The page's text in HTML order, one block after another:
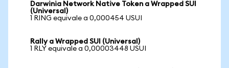
Darwinia Network Native Token a Wrapped SUI
(Universal)
1 RING equivale a 0,000454 USUI
Rally a Wrapped SUI (Universal)
1 RLY equivale a 0,00003448 USUI